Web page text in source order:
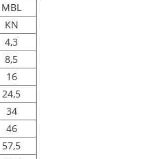
MBL
KN
4,3
8,5
16
24,5
34
46
57,5